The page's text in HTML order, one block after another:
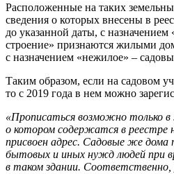
Расположенные на таких
сведения о которых внесены в
до указанной даты, с
строение» признаются жилыми
с назначением «нежилое» –
Таким образом, если на садовом
то с 2019 года в нем можно
«Прописаться возможно только в
о котором содержатся в
присвоен адрес. Садовые же дома
бытовых и иных нужд людей при
в таком здании. Соответственно,